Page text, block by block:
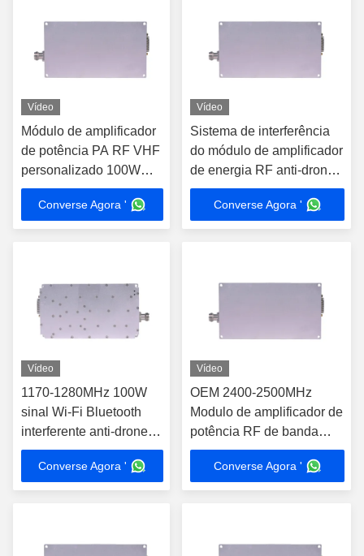
Vídeo
Módulo de amplificador
de potência PA RF VHF
personalizado 100W
1340-1450MHz
Converse Agora '
Vídeo
Sistema de interferência
do módulo de amplificador
de energia RF anti-drone
de 950 MHz a 1050 MHz
Converse Agora '
Vídeo
1170-1280MHz 100W
sinal Wi-Fi Bluetooth
interferente anti-drone
módulo ODM
Converse Agora '
Vídeo
OEM 2400-2500MHz
Modulo de amplificador de
potência RF de banda
larga
Converse Agora '